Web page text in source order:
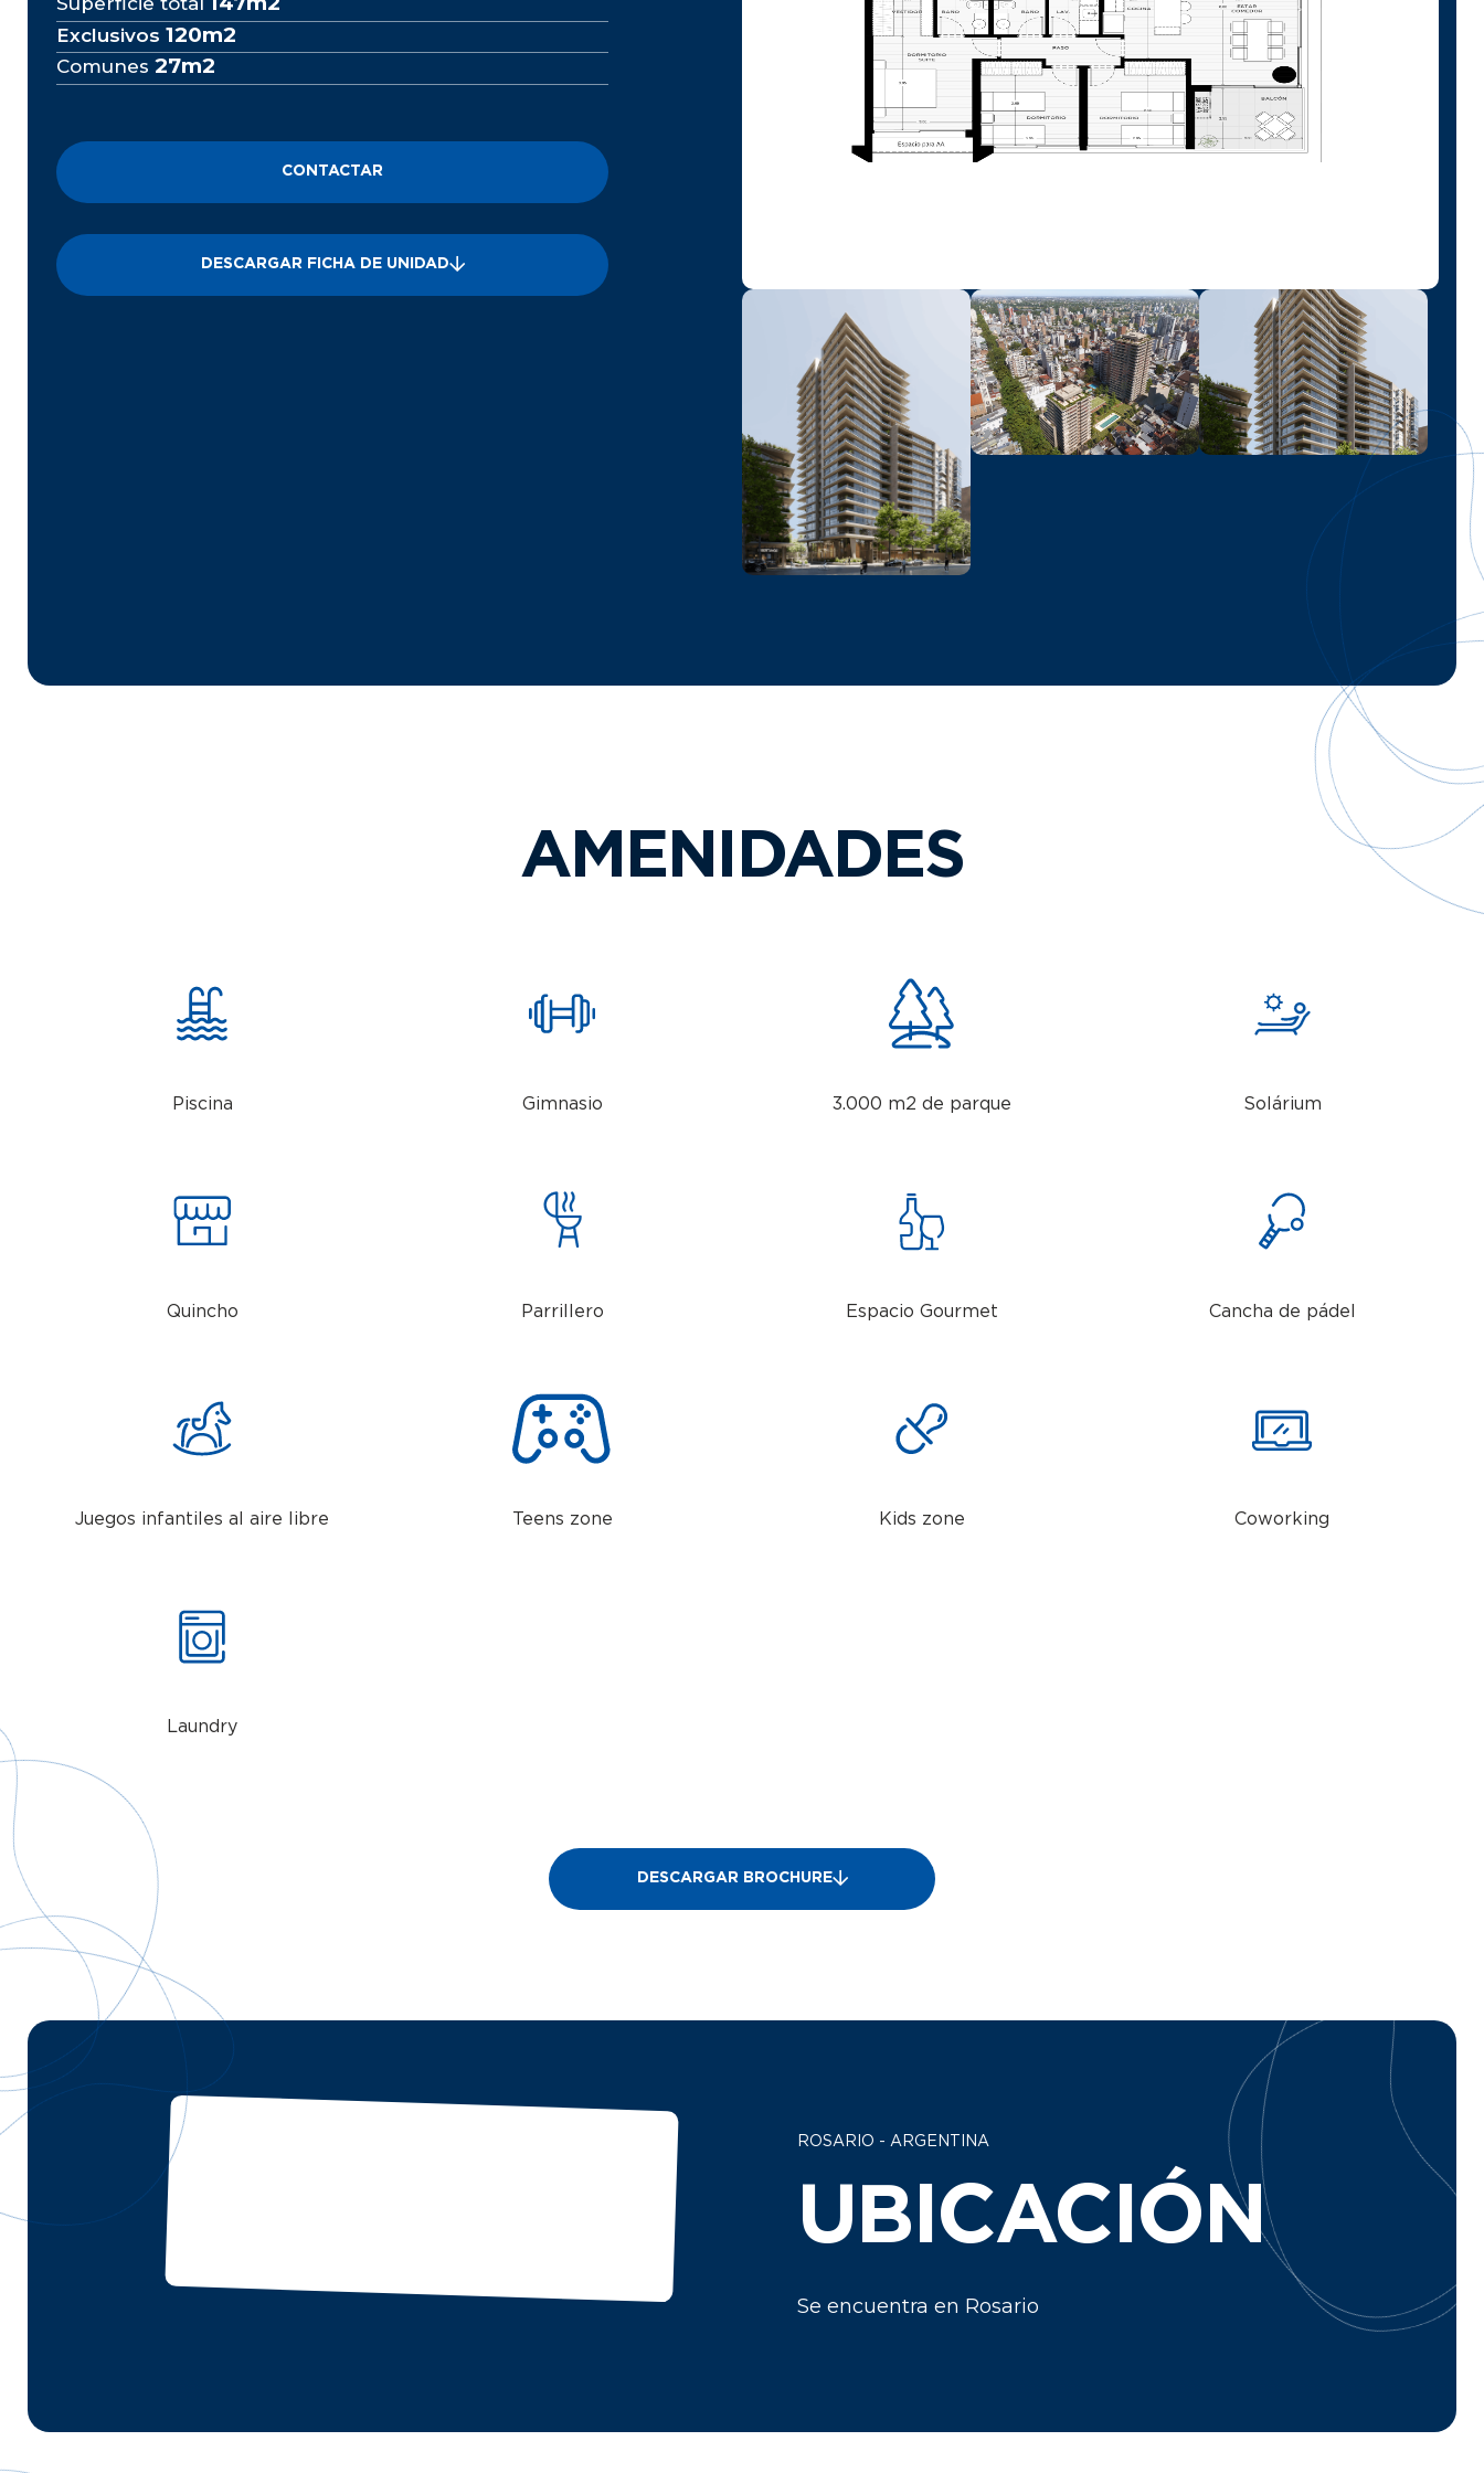
Exclusivos 120m2
Comunes 27m2
CONTACTAR
DESCARGAR FICHA DE UNIDAD
AMENIDADES
Piscina Gimnasio 3.000 m2 de parque Solárium
Quincho Parrillero Espacio Gourmet Cancha de pádel
Juegos infantiles al aire libre Teens zone Kids zone Coworking
Laundry
DESCARGAR BROCHURE
ROSARIO - ARGENTINA
UBICACIÓN
Se encuentra en Rosario